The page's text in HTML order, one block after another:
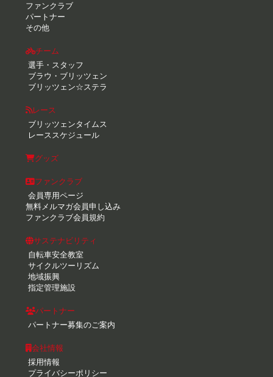
ファンクラブ
パートナー
その他
チーム
選手・スタッフ
ブラウ・ブリッツェン
ブリッツェン☆ステラ
レース
ブリッツェンタイムス
レーススケジュール
グッズ
ファンクラブ
会員専用ページ
無料メルマガ会員申し込み
ファンクラブ会員規約
サステナビリティ
自転車安全教室
サイクルツーリズム
地域振興
指定管理施設
パートナー
パートナー募集のご案内
会社情報
採用情報
プライバシーポリシー